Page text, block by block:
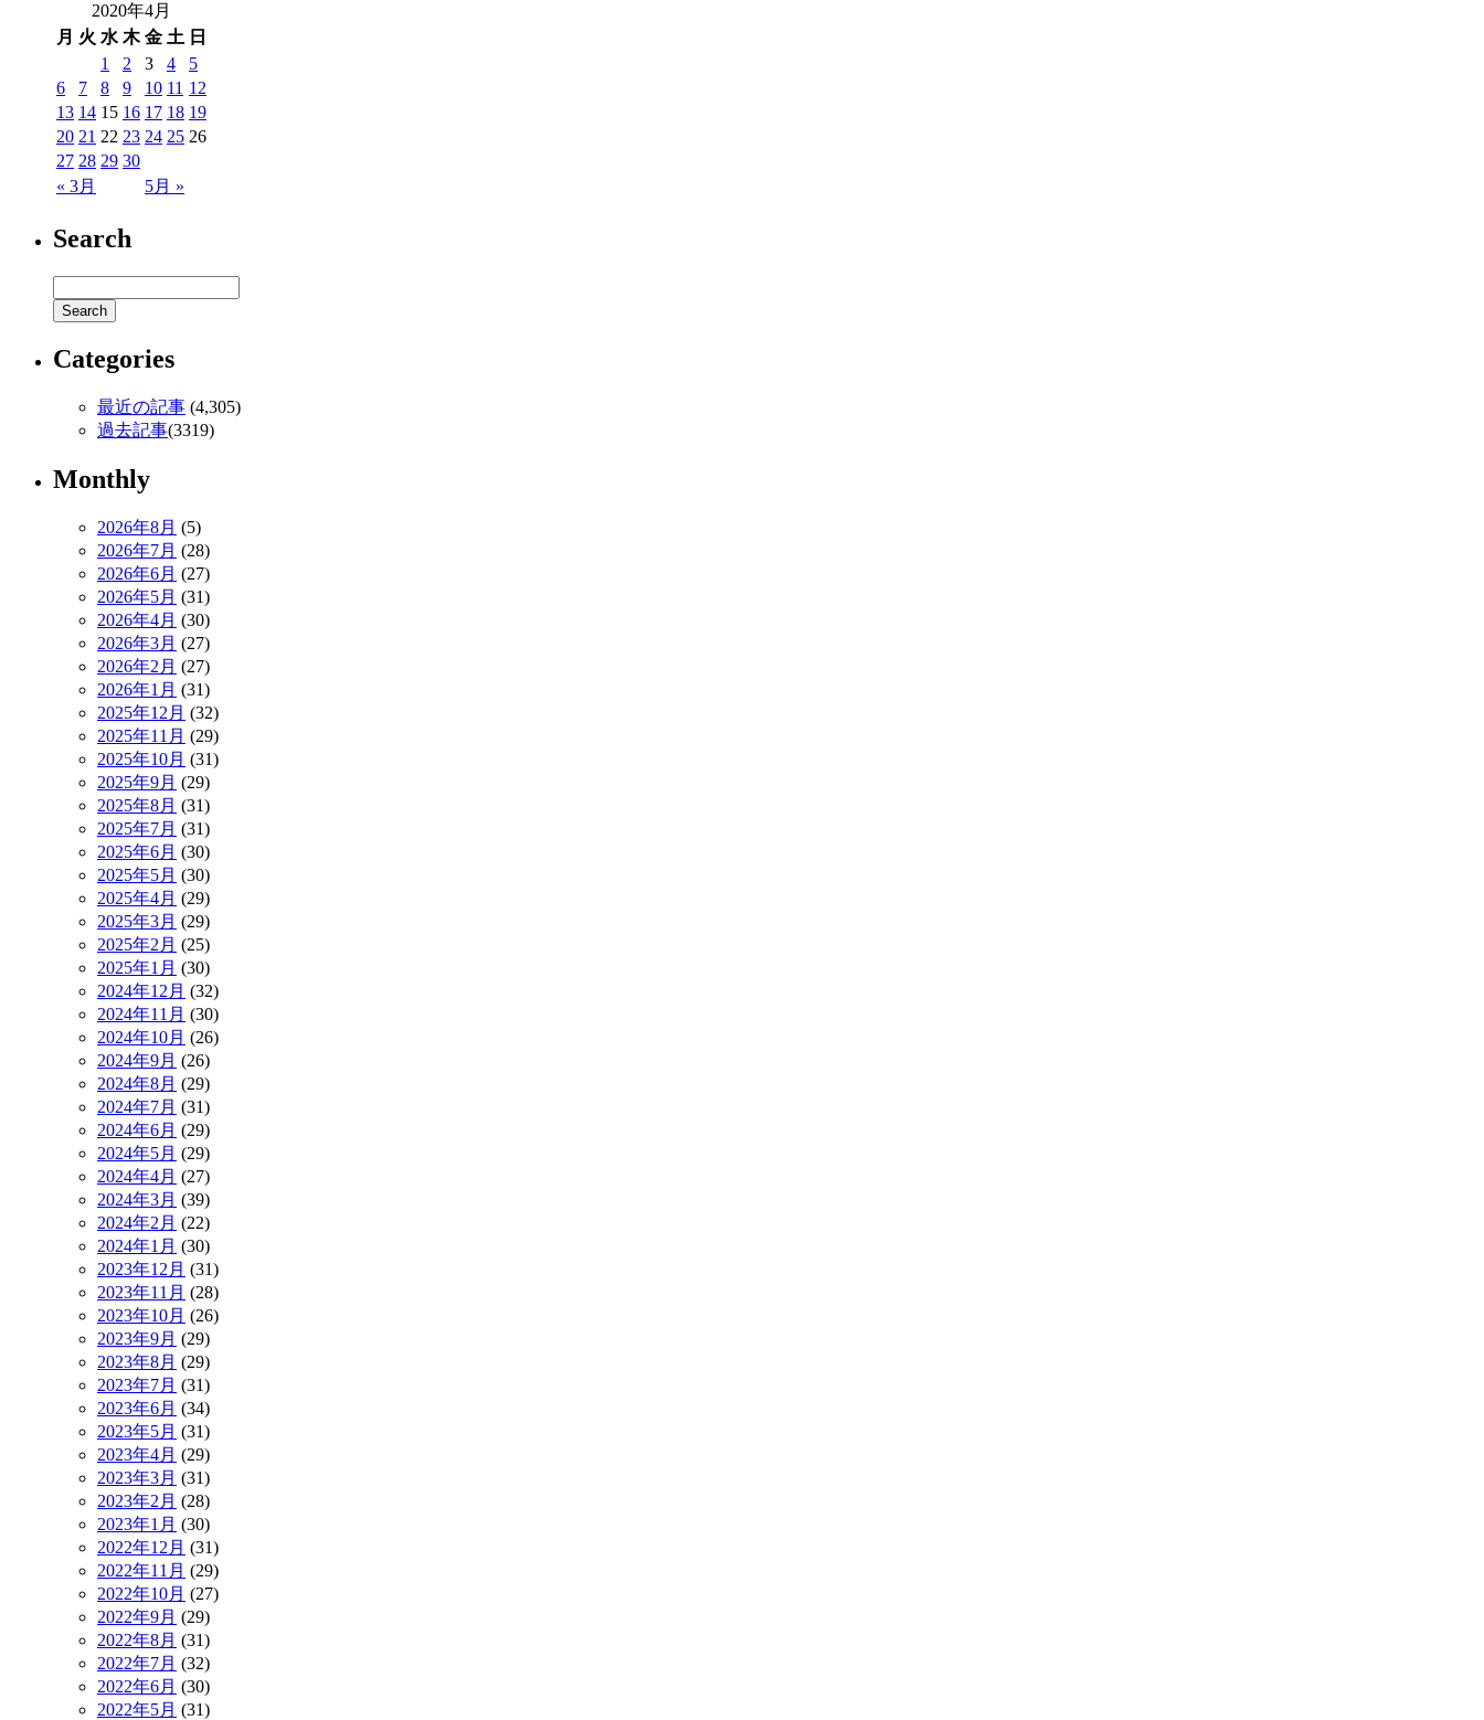
2020年4月
月 火 水 木 金 土 日
« 3月 5月 »
1 2 3 4
5
6
7 8 9 10 11 12
13 14 15 16 17 18 19
20 21 22 23 24 25 26
27 28 29 30
Search
Categories
最近の記事 (4,305)
過去記事(3319)
Monthly
2026年8月 (5)
2026年7月 (28)
2026年6月 (27)
2026年5月 (31)
2026年4月 (30)
2026年3月 (27)
2026年2月 (27)
2026年1月 (31)
2025年12月 (32)
2025年11月 (29)
2025年10月 (31)
2025年9月 (29)
2025年8月 (31)
2025年7月 (31)
2025年6月 (30)
2025年5月 (30)
2025年4月 (29)
2025年3月 (29)
2025年2月 (25)
2025年1月 (30)
2024年12月 (32)
2024年11月 (30)
2024年10月 (26)
2024年9月 (26)
2024年8月 (29)
2024年7月 (31)
2024年6月 (29)
2024年5月 (29)
2024年4月 (27)
2024年3月 (39)
2024年2月 (22)
2024年1月 (30)
2023年12月 (31)
2023年11月 (28)
2023年10月 (26)
2023年9月 (29)
2023年8月 (29)
2023年7月 (31)
2023年6月 (34)
2023年5月 (31)
2023年4月 (29)
2023年3月 (31)
2023年2月 (28)
2023年1月 (30)
2022年12月 (31)
2022年11月 (29)
2022年10月 (27)
2022年9月 (29)
2022年8月 (31)
2022年7月 (32)
2022年6月 (30)
2022年5月 (31)